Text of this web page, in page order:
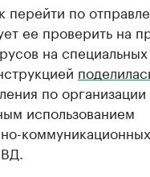
перейти по
ее проверить на
на специальных
по
использованием
коммуникационных